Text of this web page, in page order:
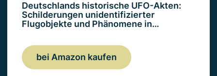
Deutschlands historische UFO-Akten:
Schilderungen unidentifizierter
Flugobjekte und Phänomene in…
bei Amazon kaufen